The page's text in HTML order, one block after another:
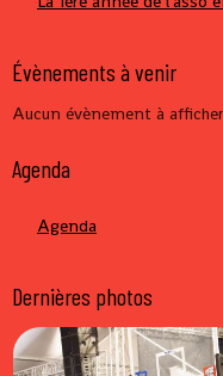
Évènements à venir
Aucun évènement à
Agenda
Agenda
Dernières photos